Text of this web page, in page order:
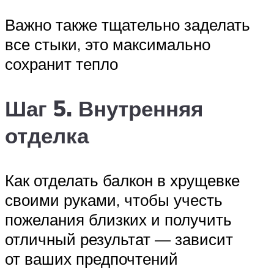
Важно также тщательно заделать
все стыки, это максимально
сохранит тепло
Шаг 5. Внутренняя
отделка
Как отделать балкон в хрущевке
своими руками, чтобы учесть
пожелания близких и получить
отличный результат — зависит
от ваших предпочтений